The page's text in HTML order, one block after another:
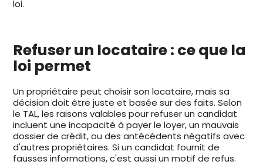
loi.
Refuser un locataire : ce que la
loi permet
Un propriétaire peut choisir son locataire, mais sa
décision doit être juste et basée sur des faits. Selon
le TAL, les raisons valables pour refuser un candidat
incluent une incapacité à payer le loyer, un mauvais
dossier de crédit, ou des antécédents négatifs avec
d'autres propriétaires. Si un candidat fournit de
fausses informations, c'est aussi un motif de refus.